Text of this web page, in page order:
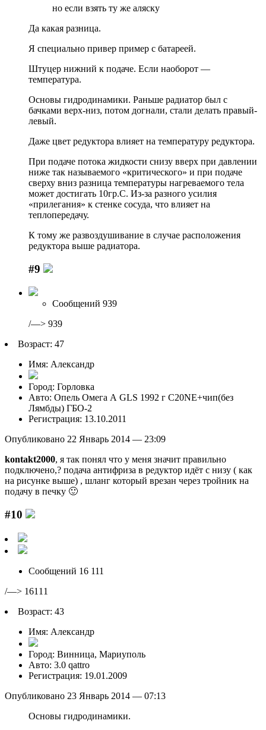
но если взять ту же аляску
Да какая разница.
Я специально привер пример с батареей.
Штуцер нижний к подаче. Если наоборот —
температура.
Основы гидродинамики. Раньше радиатор был с
бачками верх-низ, потом догнали, стали делать правый-
левый.
Даже цвет редуктора влияет на температуру редуктора.
При подаче потока жидкости снизу вверх при давлении
ниже так называемого «критического» и при подаче
сверху вниз разница температуры нагреваемого тела
может достигать 10гр.С. Из-за разного усилия
«прилегания» к стенке сосуда, что влияет на
теплопередачу.
К тому же развоздушивание в случае расположения
редуктора выше радиатора.
#9
Сообщений 939
/—> 939
Возраст: 47
Имя: Александр
Город: Горловка
Авто: Опель Омега А GLS 1992 г C20NE+чип(без
Лямбды) ГБО-2
Регистрация: 13.10.2011
Опубликовано 22 Январь 2014 — 23:09
kontakt2000, я так понял что у меня значит правильно
подключено,? подача антифриза в редуктор идёт с низу ( как
на рисунке выше) , шланг который врезан через тройник на
подачу в печку 🙂
#10
Сообщений 16 111
/—> 16111
Возраст: 43
Имя: Александр
Город: Винница, Мариуполь
Авто: 3.0 qattro
Регистрация: 19.01.2009
Опубликовано 23 Январь 2014 — 07:13
Основы гидродинамики.